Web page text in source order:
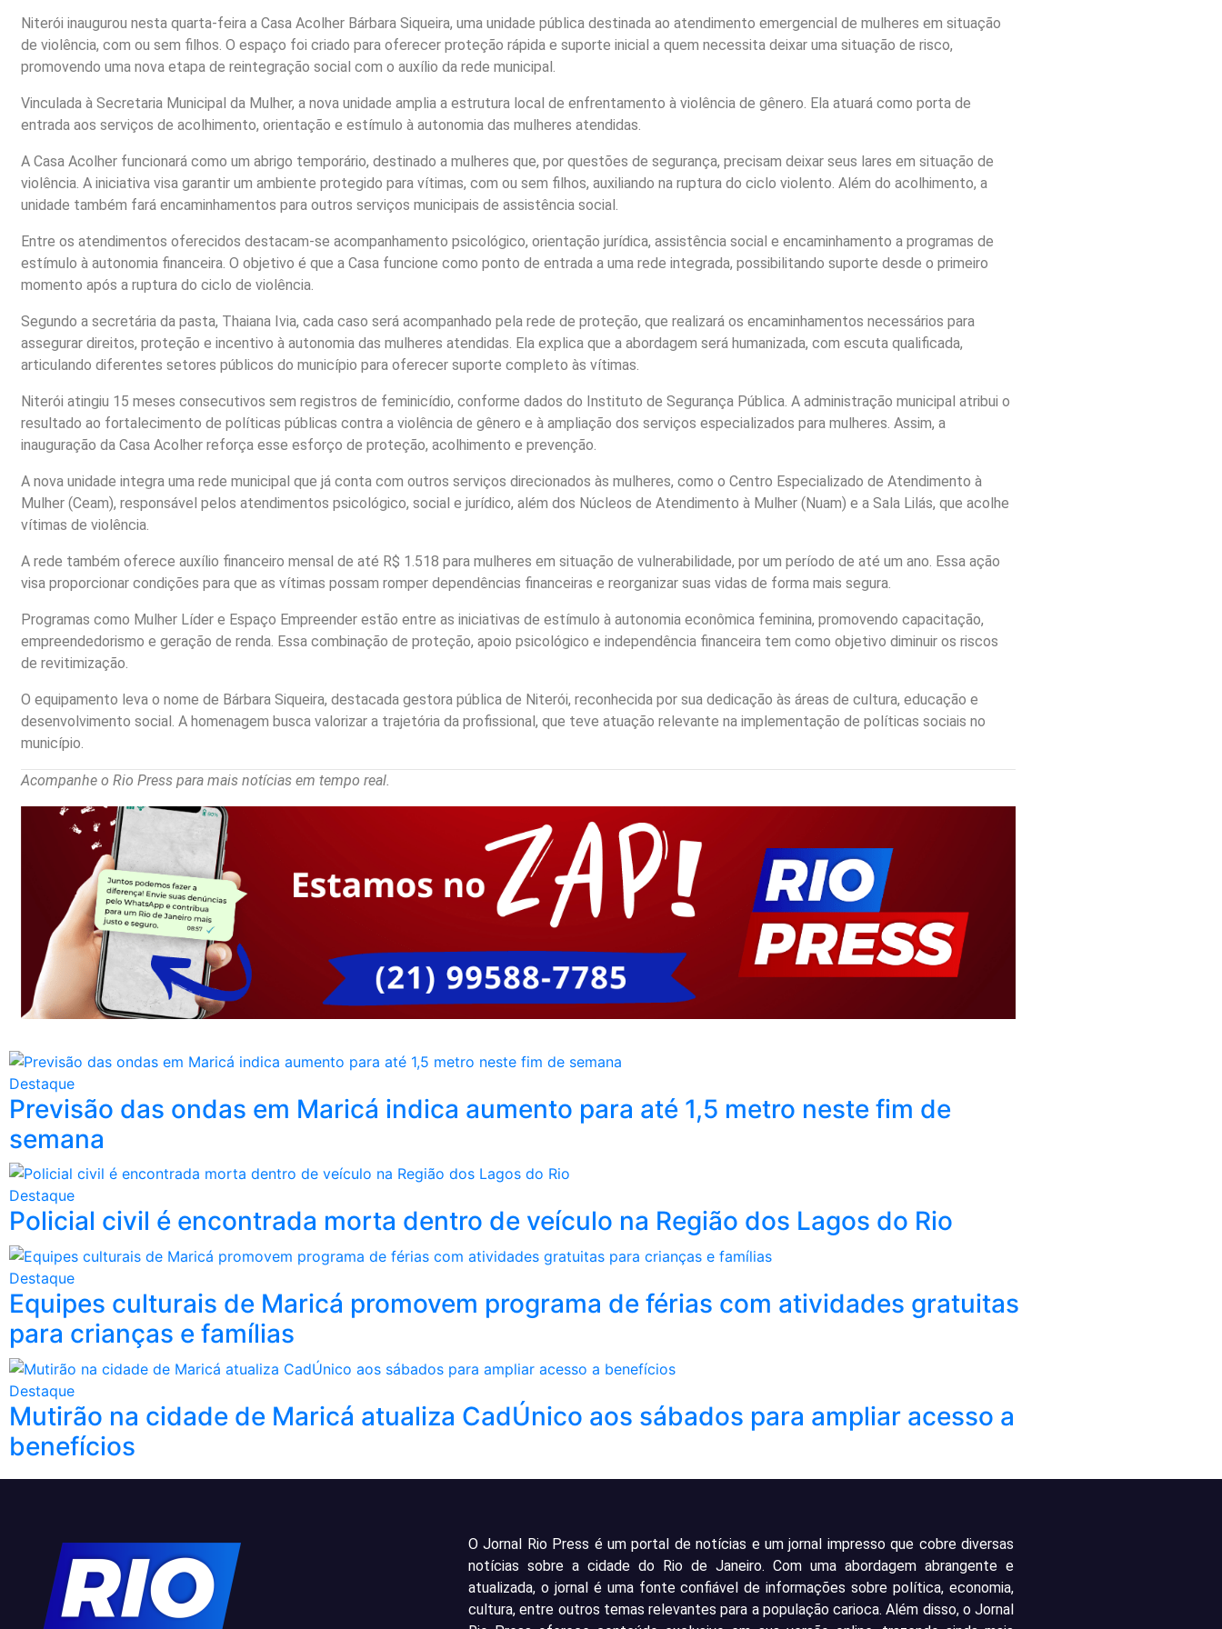
Niterói inaugurou nesta quarta-feira a Casa Acolher Bárbara Siqueira, uma unidade pública destinada ao atendimento emergencial de mulheres em situação
de violência, com ou sem filhos. O espaço foi criado para oferecer proteção rápida e suporte inicial a quem necessita deixar uma situação de risco,
promovendo uma nova etapa de reintegração social com o auxílio da rede municipal.
Vinculada à Secretaria Municipal da Mulher, a nova unidade amplia a estrutura local de enfrentamento à violência de gênero. Ela atuará como porta de
entrada aos serviços de acolhimento, orientação e estímulo à autonomia das mulheres atendidas.
A Casa Acolher funcionará como um abrigo temporário, destinado a mulheres que, por questões de segurança, precisam deixar seus lares em situação de
violência. A iniciativa visa garantir um ambiente protegido para vítimas, com ou sem filhos, auxiliando na ruptura do ciclo violento. Além do acolhimento, a
unidade também fará encaminhamentos para outros serviços municipais de assistência social.
Entre os atendimentos oferecidos destacam-se acompanhamento psicológico, orientação jurídica, assistência social e encaminhamento a programas de
estímulo à autonomia financeira. O objetivo é que a Casa funcione como ponto de entrada a uma rede integrada, possibilitando suporte desde o primeiro
momento após a ruptura do ciclo de violência.
Segundo a secretária da pasta, Thaiana Ivia, cada caso será acompanhado pela rede de proteção, que realizará os encaminhamentos necessários para
assegurar direitos, proteção e incentivo à autonomia das mulheres atendidas. Ela explica que a abordagem será humanizada, com escuta qualificada,
articulando diferentes setores públicos do município para oferecer suporte completo às vítimas.
Niterói atingiu 15 meses consecutivos sem registros de feminicídio, conforme dados do Instituto de Segurança Pública. A administração municipal atribui o
resultado ao fortalecimento de políticas públicas contra a violência de gênero e à ampliação dos serviços especializados para mulheres. Assim, a
inauguração da Casa Acolher reforça esse esforço de proteção, acolhimento e prevenção.
A nova unidade integra uma rede municipal que já conta com outros serviços direcionados às mulheres, como o Centro Especializado de Atendimento à
Mulher (Ceam), responsável pelos atendimentos psicológico, social e jurídico, além dos Núcleos de Atendimento à Mulher (Nuam) e a Sala Lilás, que acolhe
vítimas de violência.
A rede também oferece auxílio financeiro mensal de até R$ 1.518 para mulheres em situação de vulnerabilidade, por um período de até um ano. Essa ação
visa proporcionar condições para que as vítimas possam romper dependências financeiras e reorganizar suas vidas de forma mais segura.
Programas como Mulher Líder e Espaço Empreender estão entre as iniciativas de estímulo à autonomia econômica feminina, promovendo capacitação,
empreendedorismo e geração de renda. Essa combinação de proteção, apoio psicológico e independência financeira tem como objetivo diminuir os riscos
de revitimização.
O equipamento leva o nome de Bárbara Siqueira, destacada gestora pública de Niterói, reconhecida por sua dedicação às áreas de cultura, educação e
desenvolvimento social. A homenagem busca valorizar a trajetória da profissional, que teve atuação relevante na implementação de políticas sociais no
município.
Acompanhe o Rio Press para mais notícias em tempo real.
Destaque
Previsão das ondas em Maricá indica aumento para até 1,5 metro neste fim de
semana
Destaque
Policial civil é encontrada morta dentro de veículo na Região dos Lagos do Rio
Destaque
Equipes culturais de Maricá promovem programa de férias com atividades gratuitas
para crianças e famílias
Destaque
Mutirão na cidade de Maricá atualiza CadÚnico aos sábados para ampliar acesso a
benefícios
O Jornal Rio Press é um portal de notícias e um jornal impresso que cobre diversas
notícias sobre a cidade do Rio de Janeiro. Com uma abordagem abrangente e
atualizada, o jornal é uma fonte confiável de informações sobre política, economia,
cultura, entre outros temas relevantes para a população carioca. Além disso, o Jornal